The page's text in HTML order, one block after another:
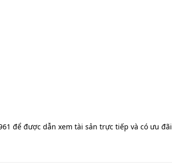
để được dẫn xem tài sản trực tiếp và có ưu đãi